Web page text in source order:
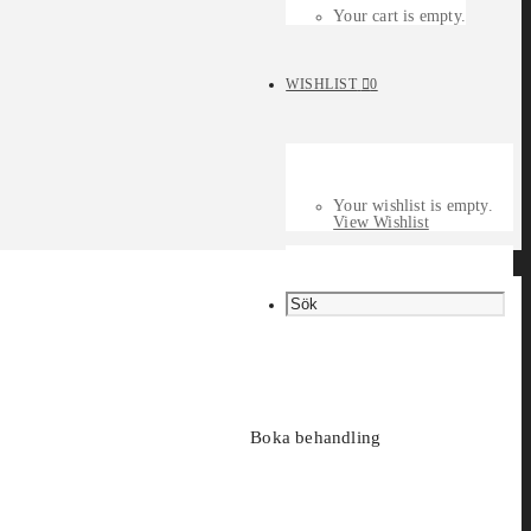
Your cart is empty.
WISHLIST 0
Your wishlist is empty.
View Wishlist
Boka behandling